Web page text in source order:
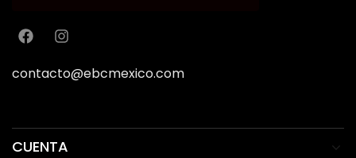
contacto@ebcmexico.com
CUENTA